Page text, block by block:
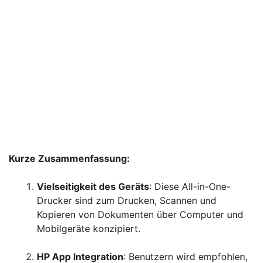
Kurze Zusammenfassung:
Vielseitigkeit des Geräts: Diese All-in-One-
Drucker sind zum Drucken, Scannen und
Kopieren von Dokumenten über Computer und
Mobilgeräte konzipiert.
HP App Integration: Benutzern wird empfohlen,